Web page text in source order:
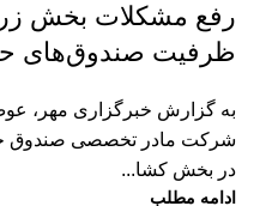
رفع مشکلات بخش
ظرفیت صندوق‌های
به گزارش خبرگزاری مهر،
شرکت مادر تخصصی صندوق
در بخش کشا...
ادامه مطلب